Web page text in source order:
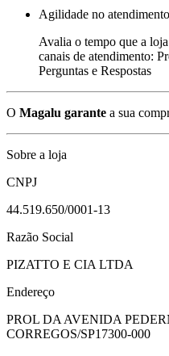
Agilidade no atendimento
Avalia o tempo que a
canais de atendimento:
Perguntas e Respostas
O Magalu garante a sua
Sobre a loja
CNPJ
44.519.650/0001-13
Razão Social
PIZATTO E CIA LTDA
Endereço
PROL DA AVENIDA
CORREGOS/SP17300-000